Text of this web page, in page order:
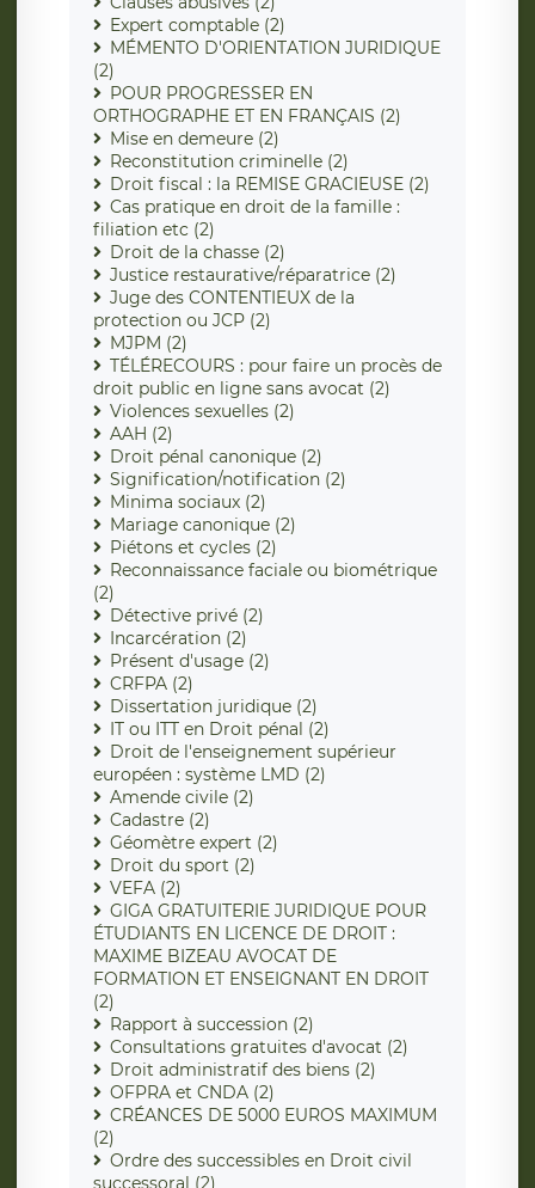
Expert comptable (2)
MÉMENTO D'ORIENTATION JURIDIQUE
(2)
POUR PROGRESSER EN
ORTHOGRAPHE ET EN FRANÇAIS (2)
Mise en demeure (2)
Reconstitution criminelle (2)
Droit fiscal : la REMISE GRACIEUSE (2)
Cas pratique en droit de la famille :
filiation etc (2)
Droit de la chasse (2)
Justice restaurative/réparatrice (2)
Juge des CONTENTIEUX de la
protection ou JCP (2)
MJPM (2)
TÉLÉRECOURS : pour faire un procès de
droit public en ligne sans avocat (2)
Violences sexuelles (2)
AAH (2)
Droit pénal canonique (2)
Signification/notification (2)
Minima sociaux (2)
Mariage canonique (2)
Piétons et cycles (2)
Reconnaissance faciale ou biométrique
(2)
Détective privé (2)
Incarcération (2)
Présent d'usage (2)
CRFPA (2)
Dissertation juridique (2)
IT ou ITT en Droit pénal (2)
Droit de l'enseignement supérieur
européen : système LMD (2)
Amende civile (2)
Cadastre (2)
Géomètre expert (2)
Droit du sport (2)
VEFA (2)
GIGA GRATUITERIE JURIDIQUE POUR
ÉTUDIANTS EN LICENCE DE DROIT :
MAXIME BIZEAU AVOCAT DE
FORMATION ET ENSEIGNANT EN DROIT
(2)
Rapport à succession (2)
Consultations gratuites d'avocat (2)
Droit administratif des biens (2)
OFPRA et CNDA (2)
CRÉANCES DE 5000 EUROS MAXIMUM
(2)
Ordre des successibles en Droit civil
successoral (2)